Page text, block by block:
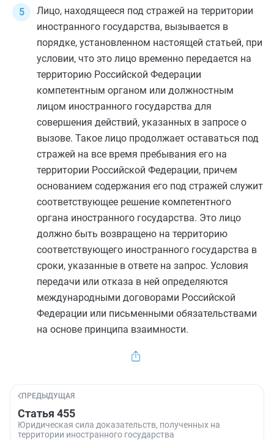
Лицо, находящееся под стражей на территории
иностранного государства, вызывается в
порядке, установленном настоящей статьей, при
условии, что это лицо временно передается на
территорию Российской Федерации
компетентным органом или должностным
лицом иностранного государства для
совершения действий, указанных в запросе о
вызове. Такое лицо продолжает оставаться под
стражей на все время пребывания его на
территории Российской Федерации, причем
основанием содержания его под стражей служит
соответствующее решение компетентного
органа иностранного государства. Это лицо
должно быть возвращено на территорию
соответствующего иностранного государства в
сроки, указанные в ответе на запрос. Условия
передачи или отказа в ней определяются
международными договорами Российской
Федерации или письменными обязательствами
на основе принципа взаимности.
ПРЕДЫДУЩАЯ
Статья 455
Юридическая сила доказательств, полученных на
территории иностранного государства